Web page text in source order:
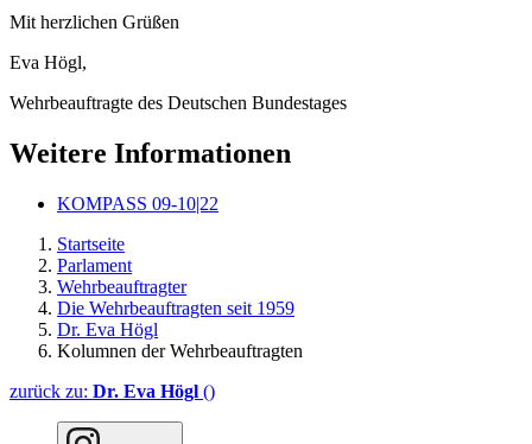
Mit herzlichen Grüßen
Eva Högl,
Wehrbeauftragte des Deutschen Bundestages
Weitere Informationen
KOMPASS 09-10|22
Startseite
Parlament
Wehrbeauftragter
Die Wehrbeauftragten seit 1959
Dr. Eva Högl
Kolumnen der Wehrbeauftragten
zurück zu: Dr. Eva Högl ()